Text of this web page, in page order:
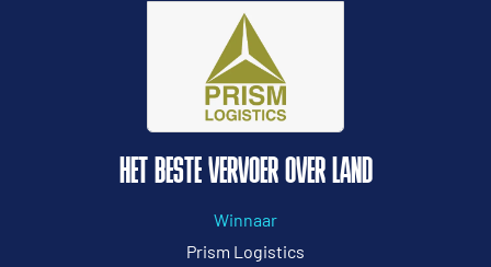
HET BESTE VERVOER OVER LAND
Winnaar
Prism Logistics